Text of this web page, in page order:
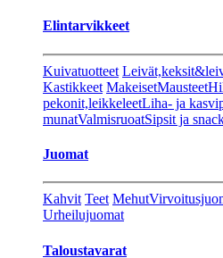
Elintarvikkeet
Kuivatuotteet
Kastikkeet MakeisetMausteet
pekonit,leikkeleetLiha- ja
munatValmisruoatSipsit ja
Juomat
Kahvit Teet Mehut
Urheilujuomat
Taloustavarat